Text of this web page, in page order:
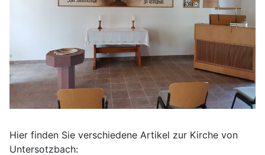
Hier finden Sie verschiedene Artikel zur Kirche von
Untersotzbach: